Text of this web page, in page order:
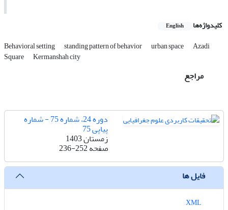
کلیدواژه‌ها English
Behavioral setting standing pattern of behavior urban space Azadi
Square Kermanshah city
مراجع
دوره 24، شماره 75 - شماره
پیاپی 75
زمستان 1403
صفحه236-252
فایل ها